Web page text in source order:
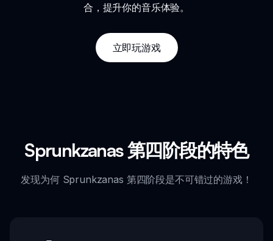
合，提升你的音乐体验。
立即玩游戏
Sprunkzanas 第四阶段的特色
发现为何 Sprunkzanas 第四阶段是不可错过的游戏！